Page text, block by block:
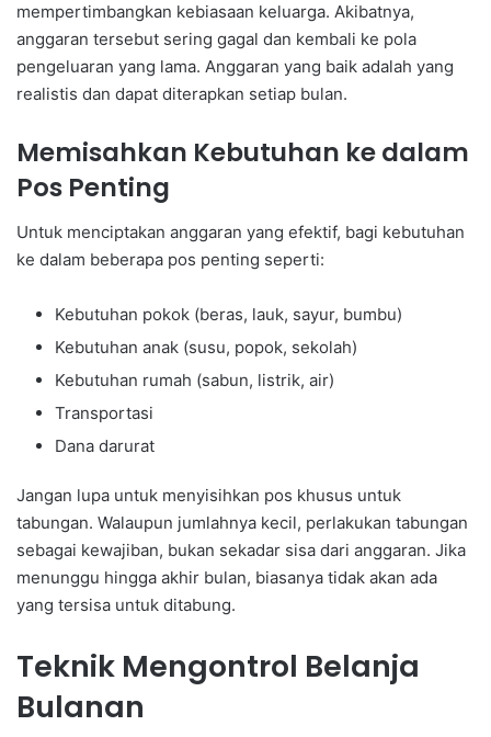
mempertimbangkan kebiasaan keluarga. Akibatnya,
anggaran tersebut sering gagal dan kembali ke pola
pengeluaran yang lama. Anggaran yang baik adalah yang
realistis dan dapat diterapkan setiap bulan.
Memisahkan Kebutuhan ke dalam
Pos Penting
Untuk menciptakan anggaran yang efektif, bagi kebutuhan
ke dalam beberapa pos penting seperti:
Kebutuhan pokok (beras, lauk, sayur, bumbu)
Kebutuhan anak (susu, popok, sekolah)
Kebutuhan rumah (sabun, listrik, air)
Transportasi
Dana darurat
Jangan lupa untuk menyisihkan pos khusus untuk
tabungan. Walaupun jumlahnya kecil, perlakukan tabungan
sebagai kewajiban, bukan sekadar sisa dari anggaran. Jika
menunggu hingga akhir bulan, biasanya tidak akan ada
yang tersisa untuk ditabung.
Teknik Mengontrol Belanja
Bulanan